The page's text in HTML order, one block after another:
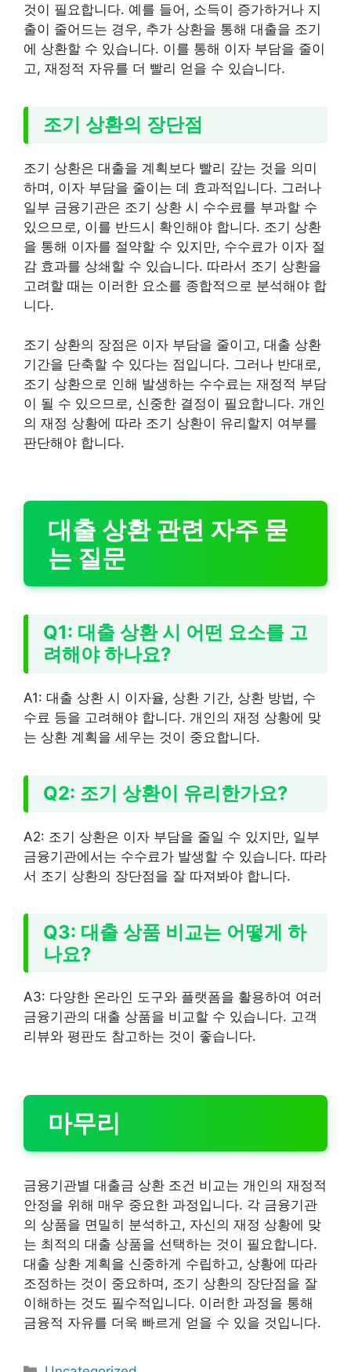
것이 필요합니다. 예를 들어, 소득이 증가하거나 지
출이 줄어드는 경우, 추가 상환을 통해 대출을 조기
에 상환할 수 있습니다. 이를 통해 이자 부담을 줄이
고, 재정적 자유를 더 빨리 얻을 수 있습니다.
조기 상환의 장단점
조기 상환은 대출을 계획보다 빨리 갚는 것을 의미
하며, 이자 부담을 줄이는 데 효과적입니다. 그러나
일부 금융기관은 조기 상환 시 수수료를 부과할 수
있으므로, 이를 반드시 확인해야 합니다. 조기 상환
을 통해 이자를 절약할 수 있지만, 수수료가 이자 절
감 효과를 상쇄할 수 있습니다. 따라서 조기 상환을
고려할 때는 이러한 요소를 종합적으로 분석해야 합
니다.
조기 상환의 장점은 이자 부담을 줄이고, 대출 상환
기간을 단축할 수 있다는 점입니다. 그러나 반대로,
조기 상환으로 인해 발생하는 수수료는 재정적 부담
이 될 수 있으므로, 신중한 결정이 필요합니다. 개인
의 재정 상황에 따라 조기 상환이 유리할지 여부를
판단해야 합니다.
대출 상환 관련 자주 묻
는 질문
Q1: 대출 상환 시 어떤 요소를 고
려해야 하나요?
A1: 대출 상환 시 이자율, 상환 기간, 상환 방법, 수
수료 등을 고려해야 합니다. 개인의 재정 상황에 맞
는 상환 계획을 세우는 것이 중요합니다.
Q2: 조기 상환이 유리한가요?
A2: 조기 상환은 이자 부담을 줄일 수 있지만, 일부
금융기관에서는 수수료가 발생할 수 있습니다. 따라
서 조기 상환의 장단점을 잘 따져봐야 합니다.
Q3: 대출 상품 비교는 어떻게 하
나요?
A3: 다양한 온라인 도구와 플랫폼을 활용하여 여러
금융기관의 대출 상품을 비교할 수 있습니다. 고객
리뷰와 평판도 참고하는 것이 좋습니다.
마무리
금융기관별 대출금 상환 조건 비교는 개인의 재정적
안정을 위해 매우 중요한 과정입니다. 각 금융기관
의 상품을 면밀히 분석하고, 자신의 재정 상황에 맞
는 최적의 대출 상품을 선택하는 것이 필요합니다.
대출 상환 계획을 신중하게 수립하고, 상황에 따라
조정하는 것이 중요하며, 조기 상환의 장단점을 잘
이해하는 것도 필수적입니다. 이러한 과정을 통해
금융적 자유를 더욱 빠르게 얻을 수 있을 것입니다.
카